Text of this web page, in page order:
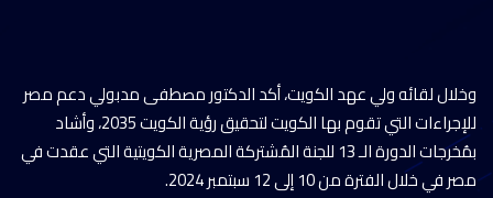
وخلال لقائه ولي عهد الكويت، أكد الدكتور مصطفى مدبولي دعم مصر
للإجراءات التي تقوم بها الكويت لتحقيق رؤية الكويت 2035، وأشاد
بمُخرجات الدورة الـ 13 للجنة المُشتركة المصرية الكويتية التي عقدت في
مصر في خلال الفترة من 10 إلى 12 سبتمبر 2024.